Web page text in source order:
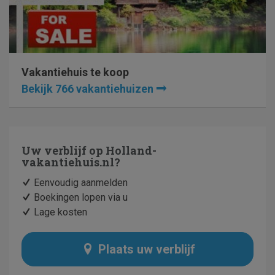
Vakantiehuis te koop
Bekijk 766 vakantiehuizen
Uw verblijf op Holland-
vakantiehuis.nl?
Eenvoudig aanmelden
Boekingen lopen via u
Lage kosten
Plaats uw verblijf